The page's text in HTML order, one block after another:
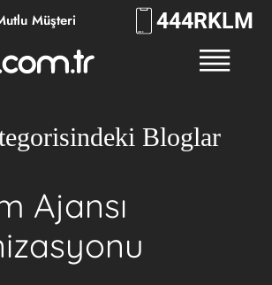
Müşteri 4447556
Bloglar
Ajansı